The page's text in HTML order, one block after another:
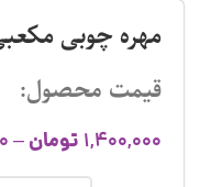
مهره چوبی
قیمت محصول:
1,400,000 تومان–